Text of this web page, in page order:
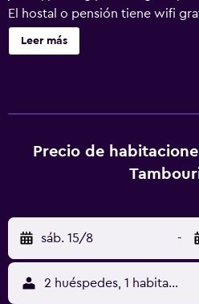
El hostal o pensión tiene wifi
Lascaux y a 7,6 km de Gold de
libre de humo se encuentra a 50
cuentan con cocina con nevera.
las habitaciones tienen ropa de
alojamiento, y Gouffre de
aeropuerto (Aeropuerto de
está a 48 km.
Leer más
Precio de
sáb. 15/8 -
2 huéspedes, 1 habitación